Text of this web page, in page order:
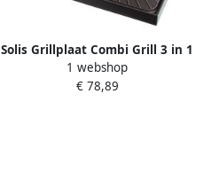
Solis Grillplaat Combi Grill 3 in 1
Gourmetstel 8 Personen
1 webshop
€ 78,89